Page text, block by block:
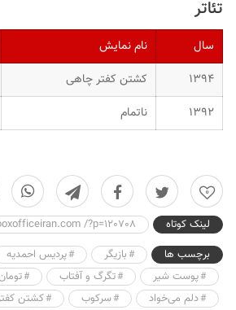
تئاتر
سال نام نمایش
۱۳۹۴
کشتن کفتر چاهی
۱۳۹۲
ناتمام
0
لینک کوتاه
/?p=120708
برچسب ها
بازیگر پردیس احمدیه
پوست شیر
تگرگ و آفتاب
دلم می‌خواد
سرکوب
کشتن